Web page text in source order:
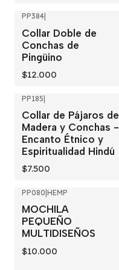
PP384
Collar Doble de
Conchas de
Pingüino
$12.000
PP185
Collar de Pájaros de
Madera y Conchas -
Encanto Étnico y
Espiritualidad Hindú
$7.500
PP080 HEMP
MOCHILA
PEQUEÑO
MULTIDISEÑOS
$10.000